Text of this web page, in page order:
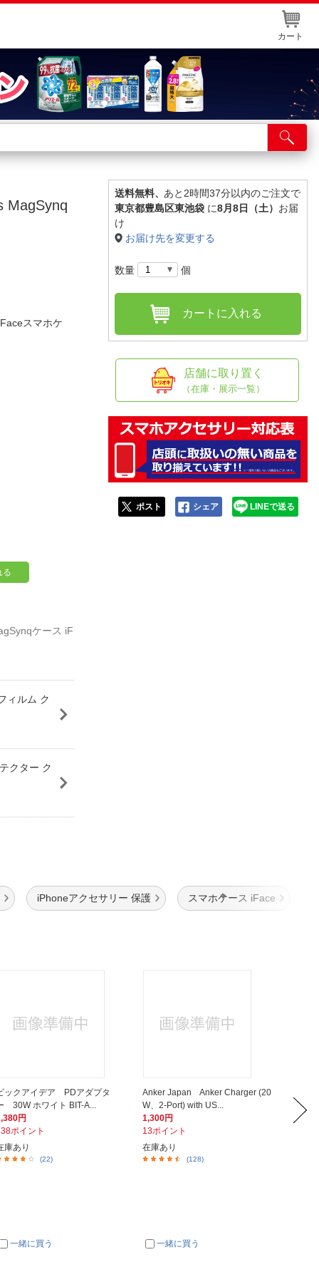
カート
舗サービス
ト取り置き
情報・店舗一覧
窓口
MagSynq
スマホケ
る
ケース iF
ィルム ク
クター ク
送料無料、 あと2時間37分以内のご注文で
東京都豊島区東池袋 に8月8日（土） お届
け
お届け先を変更する
数量 個
カートに入れる
店舗に取り置く
（在庫・展示一覧）
ポスト シェア LINEで送る
iPhoneアクセサリー 保護 スマホケース iFace
ックアイデア PDアダプタ
30W ホワイト BIT-A...
円
ポイント
庫あり
(22)
一緒に買う
Anker Japan Anker Charger (20
W、2-Port) with US...
1,300円
13ポイント
在庫あり
(128)
一緒に買う
ケー
692円